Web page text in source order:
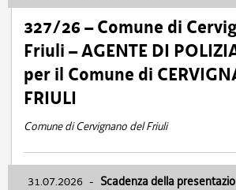
327/26 – Comune di
Friuli – AGENTE DI
per il Comune di
FRIULI
Comune di Cervignano del Friuli
31.07.2026 - Scadenza della